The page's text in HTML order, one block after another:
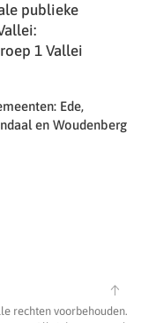
publieke
1 Vallei
Ede,
en Woudenberg
rechten voorbehouden.